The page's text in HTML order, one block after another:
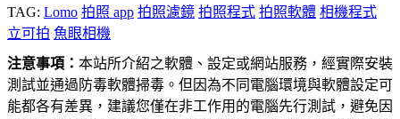
TAG: Lomo 拍照 app 拍照濾鏡 拍照程式 拍照軟體 相機程式
立可拍 魚眼相機
注意事項： 本站所介紹之軟體、設定或網站服務，經實際安裝
測試並通過防毒軟體掃毒。但因為不同電腦環境與軟體設定可
能都各有差異，建議您僅在非工作用的電腦先行測試，避免因